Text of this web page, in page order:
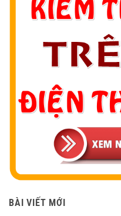
BÀI VIẾT MỚI